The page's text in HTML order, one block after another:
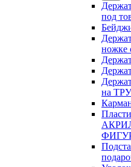
под
ножке
на